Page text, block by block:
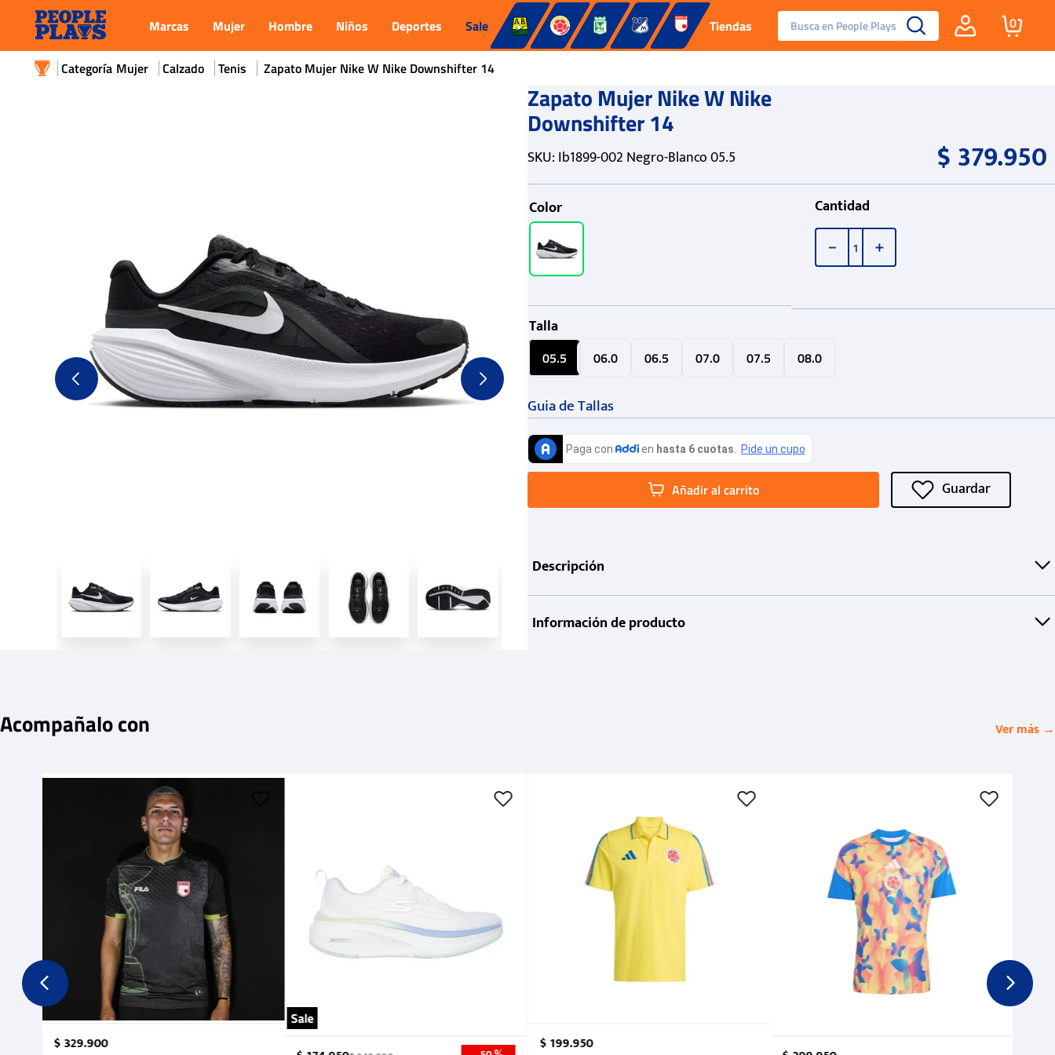
Marcas Mujer Hombre Niños Deportes Sale Tiendas Busca en People Plays
Reebok Fashion
0
Mujer Calzado Tenis Zapato Mujer Nike W Nike Downshifter 14
Zapato Mujer Nike W Nike
Downshifter 14
SKU: Ib1899-002 Negro-Blanco 05.5 $379.950
Color
Talla
05.5 06.0 06.5 07.0 07.5 08.0
Guia de Tallas
Cantidad
＋
－
Añadir al carrito
Descripción
Información de producto
Acompañalo con Ver más →
$329.900
Sale
$199.950